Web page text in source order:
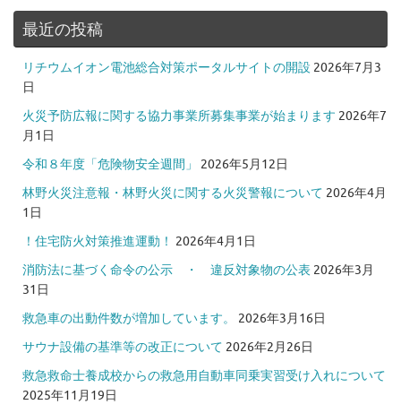
最近の投稿
リチウムイオン電池総合対策ポータルサイトの開設 2026年7月3
日
火災予防広報に関する協力事業所募集事業が始まります 2026年7
月1日
令和８年度「危険物安全週間」
2026年5月12日
林野火災注意報・林野火災に関する火災警報について 2026年4月
1日
！住宅防火対策推進運動！ 2026年4月1日
消防法に基づく命令の公示 ・ 違反対象物の公表 2026年3月
31日
救急車の出動件数が増加しています。
2026年3月16日
サウナ設備の基準等の改正について 2026年2月26日
救急救命士養成校からの救急用自動車同乗実習受け入れについて
2025年11月19日